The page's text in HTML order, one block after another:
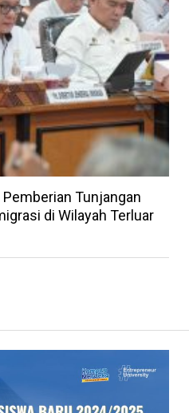
Tunjangan
di Wilayah Terluar